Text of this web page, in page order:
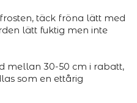
frosten, täck fröna lätt med
lätt fuktig men inte
mellan 30-50 cm i rabatt,
som en ettårig